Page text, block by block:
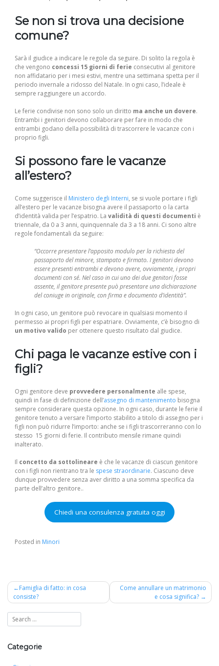
Se non si trova una decisione
comune?
Sarà il giudice a indicare le regole da seguire. Di solito la regola è
che vengono concessi 15 giorni di ferie consecutivi al genitore
non affidatario per i mesi estivi, mentre una settimana spetta per il
periodo invernale a ridosso del Natale. In ogni caso, l’ideale è
sempre raggiungere un accordo.
Le ferie condivise non sono solo un diritto ma anche un dovere.
Entrambi i genitori devono collaborare per fare in modo che
entrambi godano della possibilità di trascorrere le vacanze con i
proprio figli.
Si possono fare le vacanze
all’estero?
Come suggerisce il Ministero degli Interni, se si vuole portare i figli
all’estero per le vacanze bisogna avere il passaporto o la carta
d’identità valida per l’espatrio. La validità di questi documenti è
triennale, da 0 a 3 anni, quinquennale da 3 a 18 anni. Ci sono altre
regole fondamentali da seguire:
“Occorre presentare l’apposito modulo per la richiesta del
passaporto del minore, stampato e firmato. I genitori devono
essere presenti entrambi e devono avere, ovviamente, i propri
documenti con sé. Nel caso in cui uno dei due genitori fosse
assente, il genitore presente può presentare una dichiarazione
del coniuge in originale, con firma e documento d’identità”.
In ogni caso, un genitore può revocare in qualsiasi momento il
permesso ai propri figli per espatriare. Ovviamente, c’è bisogno di
un motivo valido per ottenere questo risultato dal giudice.
Chi paga le vacanze estive con i
figli?
Ogni genitore deve provvedere personalmente alle spese,
quindi in fase di definizione dell’assegno di mantenimento bisogna
sempre considerare questa opzione. In ogni caso, durante le ferie il
genitore tenuto a versare l’importo stabilito a titolo di assegno per i
figli non può ridurre l’importo: anche se i figli trascorreranno con lo
stesso 15 giorni di ferie. Il contributo mensile rimane quindi
inalterato.
Il concetto da sottolineare è che le vacanze di ciascun genitore
con i figli non rientrano tra le spese straordinarie. Ciascuno deve
dunque provvedere senza aver diritto a una somma specifica da
parte dell’altro genitore..
Chiedi una consulenza gratuita oggi
Posted in Minori
Navigazione
articoli
Famiglia di fatto: in cosa
consiste?
Come annullare un matrimonio
e cosa significa?
Categorie